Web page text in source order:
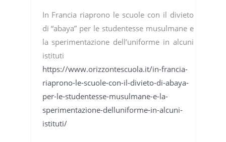
In Francia riaprono le scuole con il divieto
di “abaya” per le studentesse musulmane e
la sperimentazione dell’uniforme in alcuni
istituti
https://www.orizzontescuola.it/in-francia-
riaprono-le-scuole-con-il-divieto-di-abaya-
per-le-studentesse-musulmane-e-la-
sperimentazione-delluniforme-in-alcuni-
istituti/